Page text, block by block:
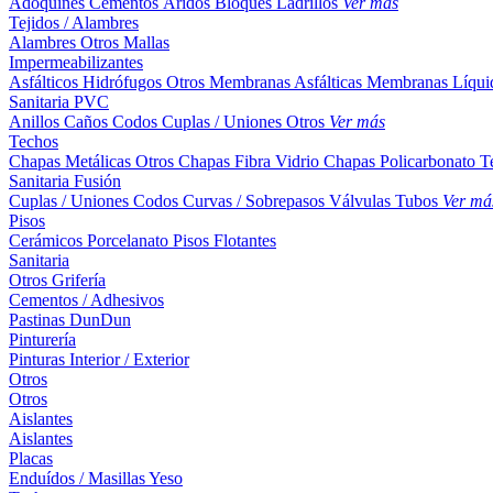
Tejidos / Alambres
Alambres Otros Mallas
Impermeabilizantes
Asfálticos Hidrófugos Otros Membranas Asfálticas Membranas
Sanitaria PVC
Anillos Caños Codos Cuplas / Uniones Otros Ver más
Techos
Chapas Metálicas Otros Chapas Fibra Vidrio Chapas Policarbonato
Sanitaria Fusión
Cuplas / Uniones Codos Curvas / Sobrepasos Válvulas Tubos Ver
Pisos
Cerámicos Porcelanato Pisos Flotantes
Sanitaria
Otros Grifería
Cementos / Adhesivos
Pastinas DunDun
Pinturería
Pinturas Interior / Exterior
Otros
Otros
Aislantes
Aislantes
Placas
Enduídos / MasillasYeso